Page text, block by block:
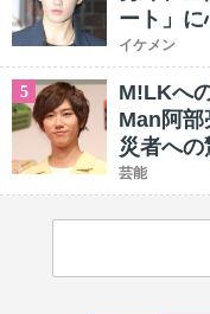
ート」に
イケメン
5
M!LKへ
Man阿部
災者へ
芸能